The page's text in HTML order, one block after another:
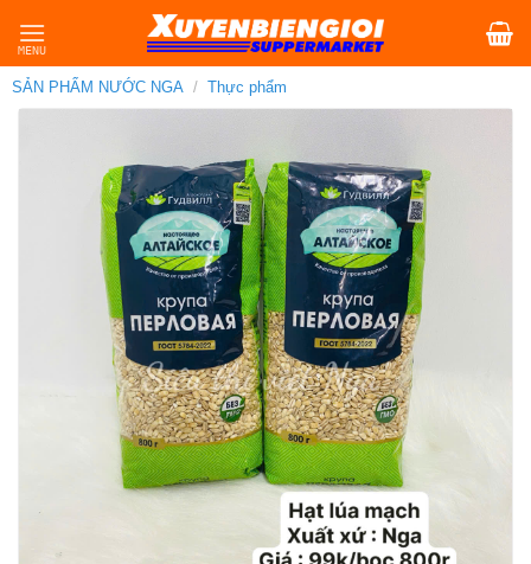
content
SẢN PHẨM NƯỚC NGA / Thực phẩm